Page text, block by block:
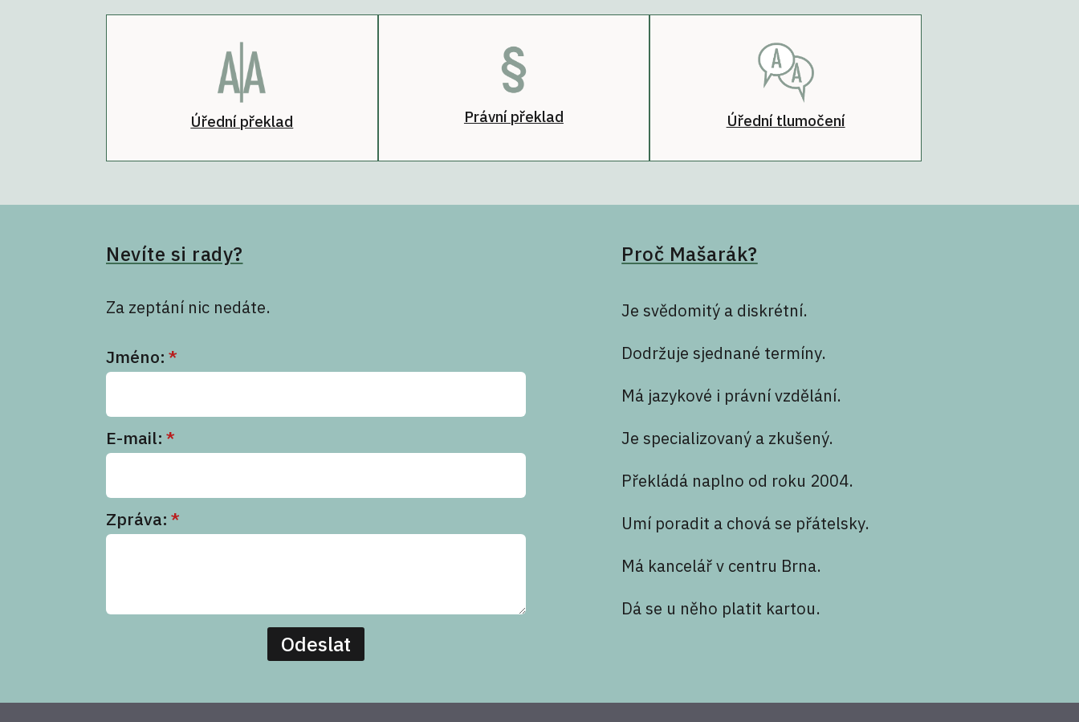
Úřední překlad Právní překlad Úřední tlumočení
Nevíte si rady?
Za zeptání nic nedáte.
Jméno: *
E-mail: *
Zpráva: *
Odeslat
Proč Mašarák?
Je svědomitý a diskrétní.
Dodržuje sjednané termíny.
Má jazykové i právní vzdělání.
Je specializovaný a zkušený.
Překládá naplno od roku 2004.
Umí poradit a chová se přátelsky.
Má kancelář v centru Brna.
Dá se u něho platit kartou.